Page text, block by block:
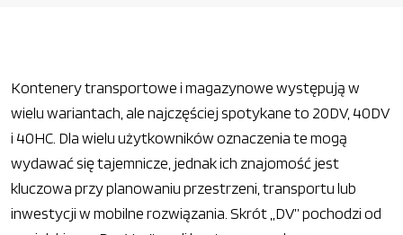
Kontenery transportowe i magazynowe występują w
wielu wariantach, ale najczęściej spotykane to 20DV, 40DV
i 40HC. Dla wielu użytkowników oznaczenia te mogą
wydawać się tajemnicze, jednak ich znajomość jest
kluczowa przy planowaniu przestrzeni, transportu lub
inwestycji w mobilne rozwiązania. Skrót „DV” pochodzi od